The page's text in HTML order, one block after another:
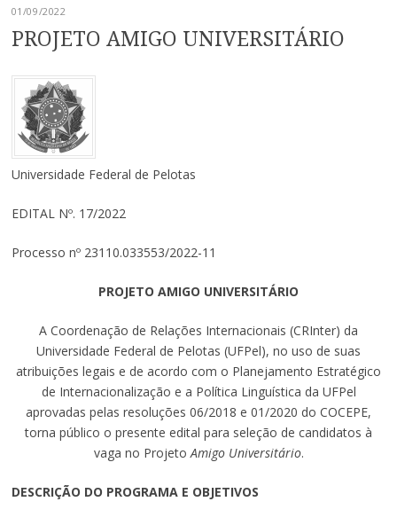
01/09/2022
PROJETO AMIGO UNIVERSITÁRIO
Universidade Federal de Pelotas
EDITAL Nº. 17/2022
Processo nº 23110.033553/2022-11
PROJETO AMIGO UNIVERSITÁRIO
A Coordenação de Relações Internacionais (CRInter) da
Universidade Federal de Pelotas (UFPel), no uso de suas
atribuições legais e de acordo com o Planejamento Estratégico
de Internacionalização e a Política Linguística da UFPel
aprovadas pelas resoluções 06/2018 e 01/2020 do COCEPE,
torna público o presente edital para seleção de candidatos à
vaga no Projeto Amigo Universitário.
DESCRIÇÃO DO PROGRAMA E OBJETIVOS